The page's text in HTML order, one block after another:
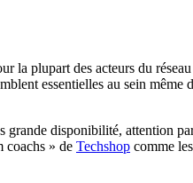
la plupart des acteurs du
essentielles au sein même
disponibilité, attention
coachs » de Techshop comme